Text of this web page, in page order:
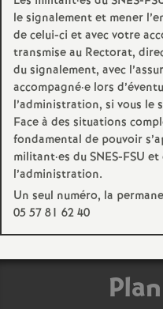
le signalement et mener
de celui-ci et avec votre
transmise au Rectorat,
du signalement, avec
accompagné·e lors
l’administration, si vous le
Face à des situations
fondamental de pouvoir
militant·es du SNES-FSU
l’administration.
Un seul numéro, la
05 57 81 62 40